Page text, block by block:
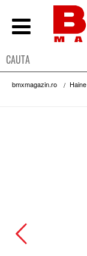
bmxmagazin.ro Haine